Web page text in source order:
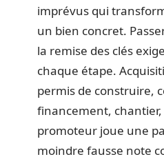
imprévus qui
un bien concret.
la remise des clés
chaque étape.
permis de construire,
financement,
promoteur joue une
moindre fausse note